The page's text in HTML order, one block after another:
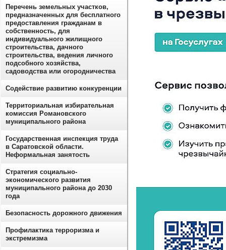
Перечень земельных участков,
предназначенных для бесплатного
предоставления гражданам в
собственность, для
индивидуального жилищного
строительства, дачного
строительства, ведения личного
подсобного хозяйства,
садоводства или огородничества
Содействие развитию конкуренции
Территориальная избирательная
комиссия Романовского
муниципального района
Государственная инспекция труда
в Саратовской области.
Неформальная занятость
Стратегия социально-
экономического развития
муниципального района до 2030
года
Безопасность дорожного движения
Профилактика терроризма и
экстремизма